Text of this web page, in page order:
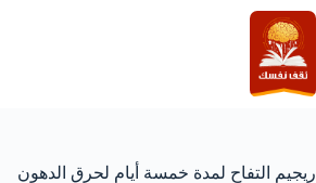
التجاوز
إلى
المحتوى
ريجيم التفاح لمدة خمسة أيام لحرق الدهون